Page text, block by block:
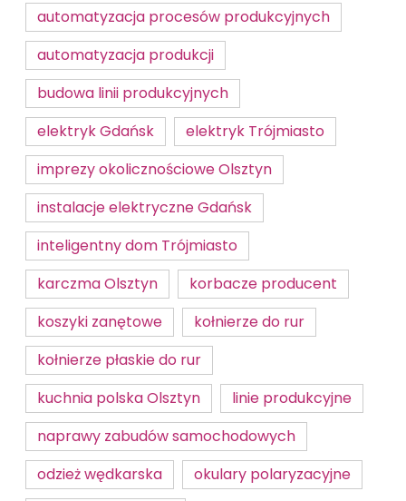
automatyzacja procesów produkcyjnych
automatyzacja produkcji
budowa linii produkcyjnych
elektryk Gdańsk
elektryk Trójmiasto
imprezy okolicznościowe Olsztyn
instalacje elektryczne Gdańsk
inteligentny dom Trójmiasto
karczma Olsztyn
korbacze producent
koszyki zanętowe
kołnierze do rur
kołnierze płaskie do rur
kuchnia polska Olsztyn
linie produkcyjne
naprawy zabudów samochodowych
odzież wędkarska
okulary polaryzacyjne